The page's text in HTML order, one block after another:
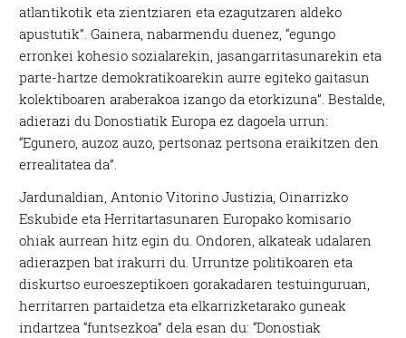
atlantikotik eta zientziaren eta ezagutzaren aldeko
apustutik”. Gainera, nabarmendu duenez, “egungo
erronkei kohesio sozialarekin, jasangarritasunarekin eta
parte-hartze demokratikoarekin aurre egiteko gaitasun
kolektiboaren araberakoa izango da etorkizuna”. Bestalde,
adierazi du Donostiatik Europa ez dagoela urrun:
“Egunero, auzoz auzo, pertsonaz pertsona eraikitzen den
errealitatea da”.
Jardunaldian, Antonio Vitorino Justizia, Oinarrizko
Eskubide eta Herritartasunaren Europako komisario
ohiak aurrean hitz egin du. Ondoren, alkateak udalaren
adierazpen bat irakurri du. Urruntze politikoaren eta
diskurtso euroeszeptikoen gorakadaren testuinguruan,
herritarren partaidetza eta elkarrizketarako guneak
indartzea “funtsezkoa” dela esan du: “Donostiak